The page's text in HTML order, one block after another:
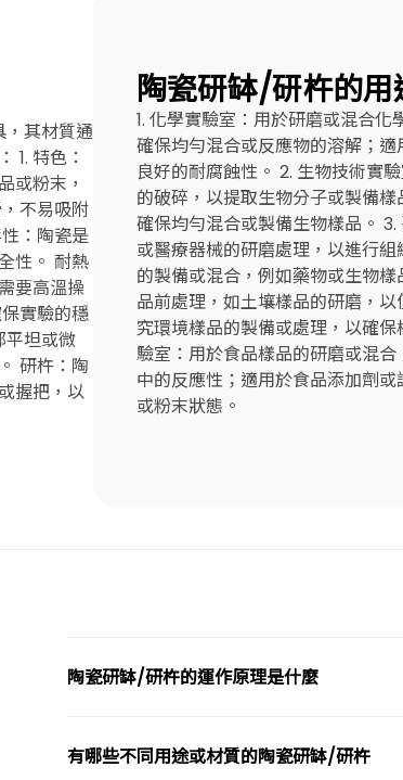
其材質通
1. 特色：
或粉末，
不易吸附
：陶瓷是
性。 耐熱
要高溫操
實驗的穩
平坦或微
研杵：陶
握把，以
陶瓷研缽/研杵的用
1. 化學實驗室：用於研磨或混合
確保均勻混合或反應物的溶解；
良好的耐腐蝕性。 2. 生物技術實
的破碎，以提取生物分子或製備
確保均勻混合或製備生物樣品。
或醫療器械的研磨處理，以進行
的製備或混合，例如藥物或生物
品前處理，如土壤樣品的研磨，
究環境樣品的製備或處理，以確
驗室：用於食品樣品的研磨或混
中的反應性；適用於食品添加劑
或粉末狀態。
陶瓷研缽/研杵的運作原理是什麼
有哪些不同用途或材質的陶瓷研缽/研杵